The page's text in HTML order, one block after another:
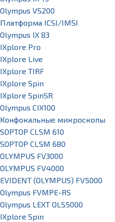
Olympus VS200
Платформа ICSI/IMSI
Olympus IX 83
IXplore Pro
IXplore Live
IXplore TIRF
IXplore Spin
IXplore SpinSR
Olympus CIX100
Конфокальные микроскопы
SOPTOP CLSM 610
SOPTOP CLSM 680
OLYMPUS FV3000
OLYMPUS FV4000
EVIDENT (OLYMPUS) FV5000
Olympus FVMPE-RS
Olympus LEXT OLS5000
IXplore Spin